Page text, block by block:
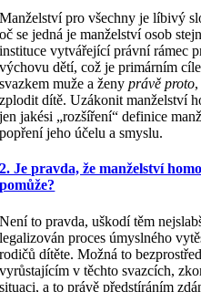
Manželství pro všechny je líbivý
oč se jedná je manželství osob
instituce vytvářející právní rámec
výchovu dětí, což je primárním
svazkem muže a ženyprávě proto
zplodit dítě. Uzákonit manželství
jen jakési „rozšíření“ definice
popření jeho účelu a smyslu.
2. Je pravda, že manželství
pomůže?
Není to pravda, uškodí těm
legalizován proces úmyslného
rodičů dítěte. Možná to
vyrůstajícím v těchto svazcích,
situaci, a to právě předstíráním